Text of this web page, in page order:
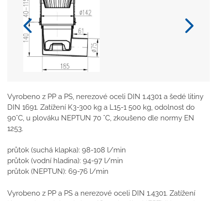
Vyrobeno z PP a PS, nerezové oceli DIN 1.4301 a šedé litiny
DIN 1691. Zatížení K3-300 kg a L15-1 500 kg, odolnost do
90°C, u plováku NEPTUN 70 °C, zkoušeno dle normy EN
1253.
průtok (suchá klapka): 98-108 l/min
průtok (vodní hladina): 94-97 l/min
průtok (NEPTUN): 69-76 l/min
Vyrobeno z PP a PS a nerezové oceli DIN 1.4301. Zatížení